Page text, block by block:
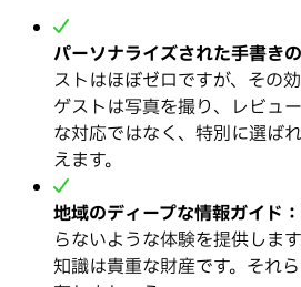
パーソナライズされた手書き
ストはほぼゼロですが、その
ゲストは写真を撮り、レビュ
な対応ではなく、特別に選ば
えます。
地域のディープな情報ガイド：
らないような体験を提供しま
知識は貴重な財産です。それ